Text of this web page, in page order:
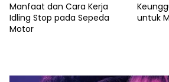
Manfaat dan Cara Kerja
Idling Stop pada Sepeda
Motor
untuk